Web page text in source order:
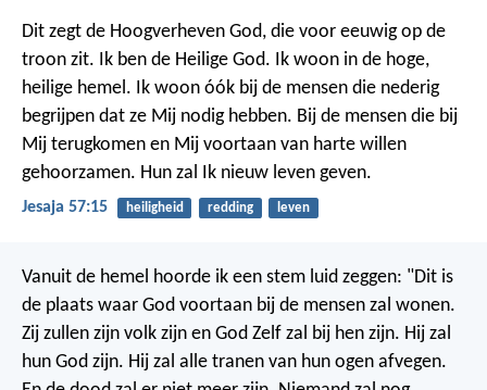
Dit zegt de Hoogverheven God, die voor eeuwig op de
troon zit. Ik ben de Heilige God. Ik woon in de hoge,
heilige hemel. Ik woon óók bij de mensen die nederig
begrijpen dat ze Mij nodig hebben. Bij de mensen die bij
Mij terugkomen en Mij voortaan van harte willen
gehoorzamen. Hun zal Ik nieuw leven geven.
Jesaja 57:15 heiligheid redding leven
Vanuit de hemel hoorde ik een stem luid zeggen: "Dit is
de plaats waar God voortaan bij de mensen zal wonen.
Zij zullen zijn volk zijn en God Zelf zal bij hen zijn. Hij zal
hun God zijn. Hij zal alle tranen van hun ogen afvegen.